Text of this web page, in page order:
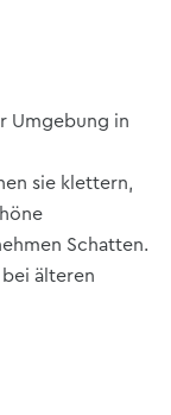
Umgebung in
sie klettern,
Schatten.
älteren